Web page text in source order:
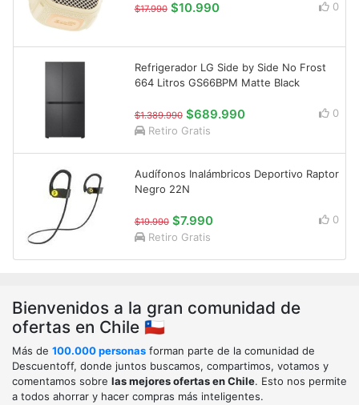
$17.990 $10.990 0
Refrigerador LG Side by Side No Frost
664 Litros GS66BPM Matte Black
$1.389.990 $689.990
0
Retiro Gratis
Audífonos Inalámbricos Deportivo Raptor
Negro 22N
$19.990 $7.990
0
Retiro Gratis
Bienvenidos a la gran comunidad de
ofertas en Chile 🇨🇱
Más de 100.000 personas forman parte de la comunidad de
Descuentoff, donde juntos buscamos, compartimos, votamos y
comentamos sobre las mejores ofertas en Chile. Esto nos permite
a todos ahorrar y hacer compras más inteligentes.